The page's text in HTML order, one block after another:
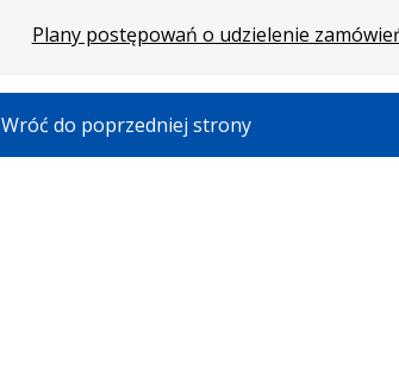
Plany postępowań o udzielenie
Wróć do poprzedniej strony